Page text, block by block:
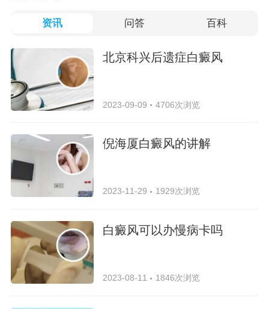
资讯 问答 百科
北京科兴后遗症白癜风
2023-09-09 4706次浏览
倪海厦白癜风的讲解
2023-11-29 1929次浏览
白癜风可以办慢病卡吗
2023-08-11 1846次浏览